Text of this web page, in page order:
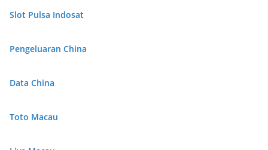
Slot Pulsa Indosat
Pengeluaran China
Data China
Toto Macau